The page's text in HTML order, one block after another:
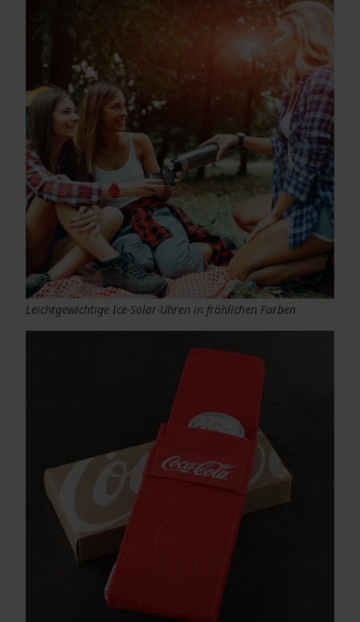
Leichtgewichtige Ice-Solar-Uhren in fröhlichen Farben